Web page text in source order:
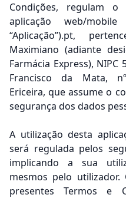
Condições, regulam
aplicação web/
“Aplicação”).pt,
Maximiano (adiante
Farmácia Express), NIPC
Francisco da Mata,
Ericeira, que assume o
segurança dos dados
A utilização desta
será regulada pelos
implicando a sua
mesmos pelo
presentes Termos e